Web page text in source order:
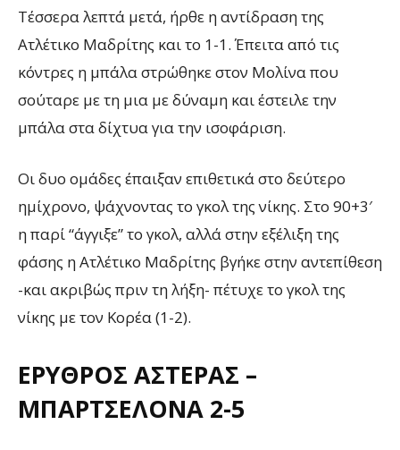
Τέσσερα λεπτά μετά, ήρθε η αντίδραση της
Ατλέτικο Μαδρίτης και το 1-1. Έπειτα από τις
κόντρες η μπάλα στρώθηκε στον Μολίνα που
σούταρε με τη μια με δύναμη και έστειλε την
μπάλα στα δίχτυα για την ισοφάριση.
Οι δυο ομάδες έπαιξαν επιθετικά στο δεύτερο
ημίχρονο, ψάχνοντας το γκολ της νίκης. Στο 90+3′
η παρί “άγγιξε” το γκολ, αλλά στην εξέλιξη της
φάσης η Ατλέτικο Μαδρίτης βγήκε στην αντεπίθεση
-και ακριβώς πριν τη λήξη- πέτυχε το γκολ της
νίκης με τον Κορέα (1-2).
ΕΡΥΘΡΌΣ ΑΣΤΈΡΑΣ –
ΜΠΑΡΤΣΕΛΌΝΑ 2-5